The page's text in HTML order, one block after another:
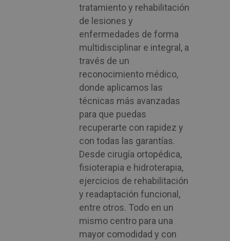
tratamiento y rehabilitación
de lesiones y
enfermedades de forma
multidisciplinar e integral, a
través de un
reconocimiento médico,
donde aplicamos las
técnicas más avanzadas
para que puedas
recuperarte con rapidez y
con todas las garantías.
Desde cirugía ortopédica,
fisioterapia e hidroterapia,
ejercicios de rehabilitación
y readaptación funcional,
entre otros. Todo en un
mismo centro para una
mayor comodidad y con